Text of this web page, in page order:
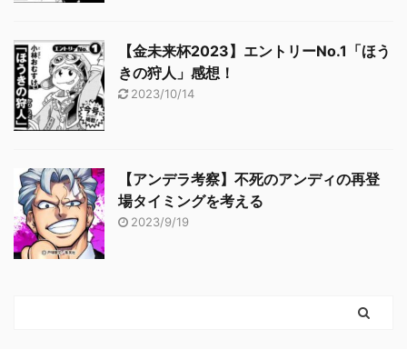
【金未来杯2023】エントリーNo.1「ほう
きの狩人」感想！
2023/10/14
【アンデラ考察】不死のアンディの再登
場タイミングを考える
2023/9/19